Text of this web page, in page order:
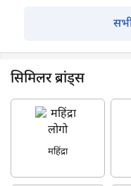
सिमिलर ब्रांड्स
महिंद्रा